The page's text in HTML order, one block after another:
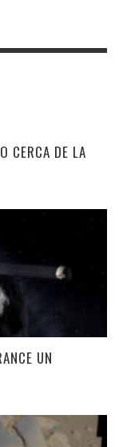
CERCA DE LA
UN